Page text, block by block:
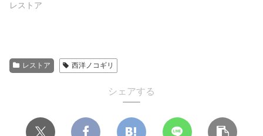
レストア
レストア 西洋ノコギリ
シェアする